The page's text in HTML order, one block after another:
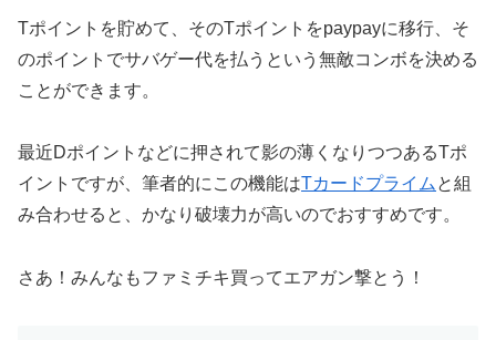
Tポイントを貯めて、そのTポイントをpaypayに移行、そ
のポイントでサバゲー代を払うという無敵コンボを決める
ことができます。
最近Dポイントなどに押されて影の薄くなりつつあるTポ
イントですが、筆者的にこの機能はTカードプライムと組
み合わせると、かなり破壊力が高いのでおすすめです。
さあ！みんなもファミチキ買ってエアガン撃とう！